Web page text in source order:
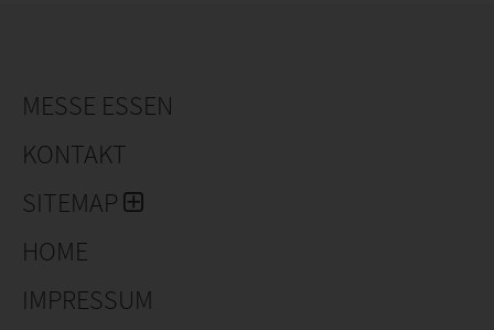
MESSE ESSEN
KONTAKT
SITEMAP
HOME
IMPRESSUM